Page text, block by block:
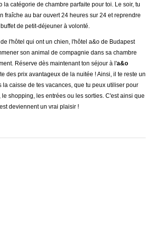
la catégorie de chambre parfaite pour toi. Le soir, tu
fraîche au bar ouvert 24 heures sur 24 et reprendre
de petit-déjeuner à volonté.
l'hôtel qui ont un chien, l'hôtel a&o de Budapest
son animal de compagnie dans sa chambre
Réserve dès maintenant ton séjour à l'a&o
des prix avantageux de la nuitée ! Ainsi, il te reste un
la caisse de tes vacances, que tu peux utiliser pour
le shopping, les entrées ou les sorties. C'est ainsi que
deviennent un vrai plaisir !